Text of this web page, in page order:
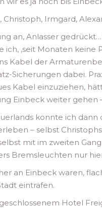
Christoph, Irmgard,
an, Anlasser
ich, ‚seit Monaten
Kabel der
Sicherungen dabei.
Kabel einzuziehen,
Einbeck weiter gehen
konnte ich
– selbst
mit im zweiten
Bremsleuchten nur
an Einbeck waren,
eintrafen.
Hotel